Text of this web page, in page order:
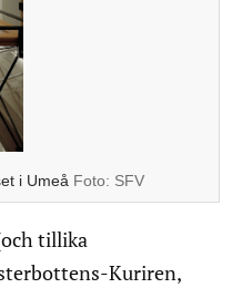
i Umeå Foto: SFV
tillika
Kuriren,